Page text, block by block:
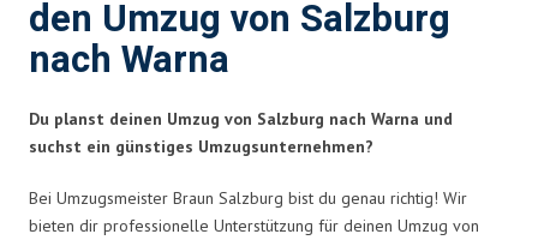
den Umzug von Salzburg
nach Warna
Du planst deinen Umzug von Salzburg nach Warna und
suchst ein günstiges Umzugsunternehmen?
Bei Umzugsmeister Braun Salzburg bist du genau richtig! Wir
bieten dir professionelle Unterstützung für deinen Umzug von